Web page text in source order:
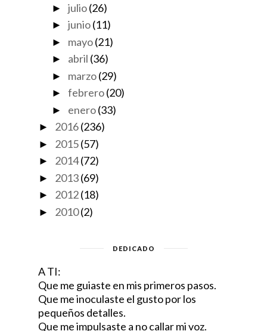
► julio (26)
► junio (11)
► mayo (21)
► abril (36)
► marzo (29)
► febrero (20)
► enero (33)
► 2016(236)
► 2015(57)
► 2014(72)
► 2013(69)
► 2012(18)
► 2010(2)
DEDICADO
A TI:
Que me guiaste en mis primeros pasos.
Que me inoculaste el gusto por los
pequeños detalles.
Que me impulsaste a no callar mi voz.